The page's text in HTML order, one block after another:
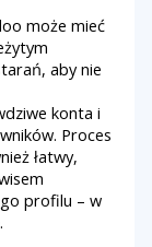
może mieć
aby nie
konta i
Proces
łatwy,
profilu – w